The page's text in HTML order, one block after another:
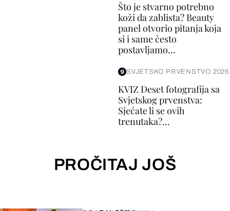
Što je stvarno potrebno
koži da zablista? Beauty
panel otvorio pitanja koja
si i same često
postavljamo...
SVJETSKO PRVENSTVO 2026
KVIZ Deset fotografija sa
Svjetskog prvenstva:
Sjećate li se ovih
trenutaka?...
PROČITAJ JOŠ